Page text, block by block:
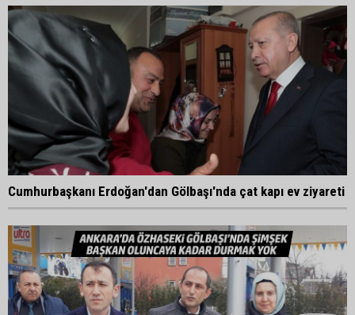
Cumhurbaşkanı Erdoğan'dan Gölbaşı'nda çat kapı ev ziyareti